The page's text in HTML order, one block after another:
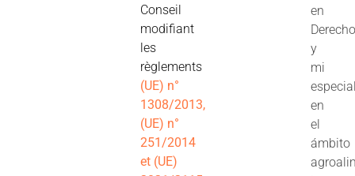
Conseil
modifiant
les
règlements
(UE) n°
1308/2013,
(UE) n°
251/2014
et (UE)
en
y
mi
en
el
ámbito